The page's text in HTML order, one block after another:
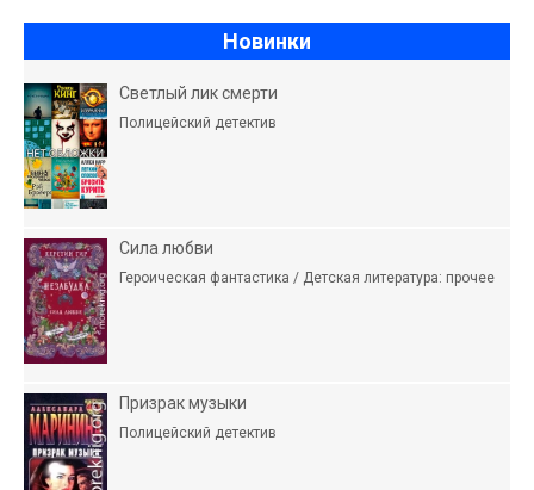
Новинки
Светлый лик смерти
Полицейский детектив
Сила любви
Героическая фантастика / Детская литература: прочее
Призрак музыки
Полицейский детектив